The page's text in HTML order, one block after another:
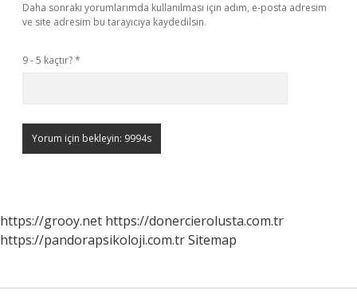
Daha sonraki yorumlarımda kullanılması için adım, e-posta adresim
ve site adresim bu tarayıcıya kaydedilsin.
9 - 5 kaçtır?*
https://grooy.net https://donercierolusta.com.tr
https://pandorapsikoloji.com.trSitemap